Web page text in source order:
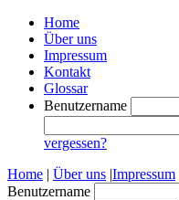
Home
Über uns
Impressum
Kontakt
Glossar
Benutzername
vergessen?
Home | Über uns |Impressum
Benutzername